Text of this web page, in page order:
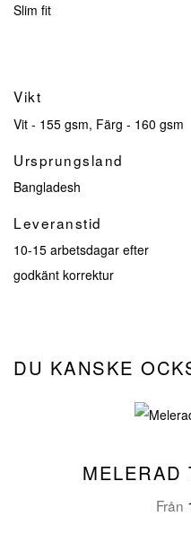
Slim fit
Vikt
Vit - 155 gsm, Färg - 160 gsm
Ursprungsland
Bangladesh
Leveranstid
10-15 arbetsdagar efter
godkänt korrektur
DU KANSKE
MELERAD
Från